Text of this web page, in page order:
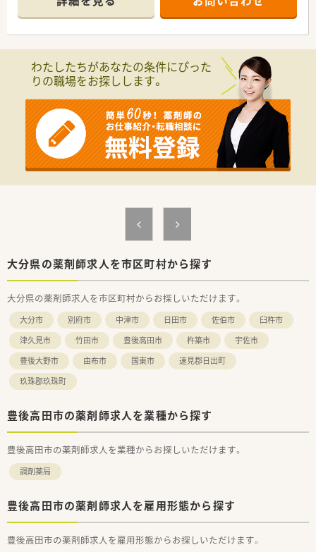
■産休・育休取得実績もございます。
＜店舗情報＞
■健康サポート薬局の認定を受けている店舗です。
■必要に応じて栄養士による栄養指導も行っています。
わたしたちがあなたの条件にぴった
りの職場をお探しします。
大分県の薬剤師求人を市区町村から探す
大分県の薬剤師求人を市区町村からお探しいただけます。
大分市 別府市 中津市 日田市 佐伯市
臼杵市
津久見市
竹田市 豊後高田市 杵築市
宇佐市
豊後大野市
由布市 国東市
速見郡日出町
玖珠郡玖珠町
豊後高田市の薬剤師求人を業種から探す
豊後高田市の薬剤師求人を業種からお探しいただけます。
調剤薬局
豊後高田市の薬剤師求人を雇用形態から探す
豊後高田市の薬剤師求人を雇用形態からお探しいただけます。